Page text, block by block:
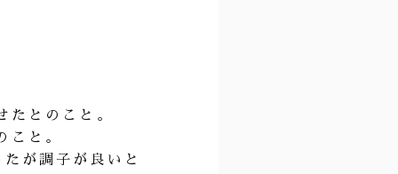
たとのこと。
こと。
が調子が良いと